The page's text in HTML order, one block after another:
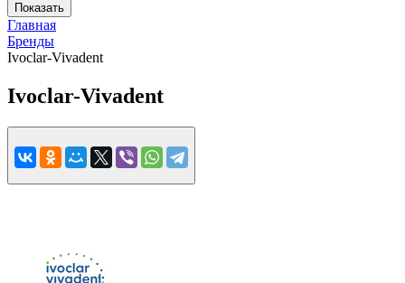
Показать
Главная
Бренды
Ivoclar-Vivadent
Ivoclar-Vivadent